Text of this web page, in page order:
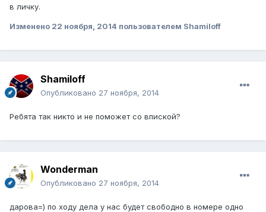
в личку.
Изменено 22 ноября, 2014 пользователем Shamiloff
Shamiloff
Опубликовано 27 ноября, 2014
Ребята так никто и не поможет со впиской?
Wonderman
Опубликовано 27 ноября, 2014
дарова=) по ходу дела у нас будет свободно в номере одно